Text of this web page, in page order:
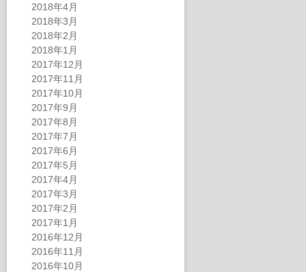
2018年4月
2018年3月
2018年2月
2018年1月
2017年12月
2017年11月
2017年10月
2017年9月
2017年8月
2017年7月
2017年6月
2017年5月
2017年4月
2017年3月
2017年2月
2017年1月
2016年12月
2016年11月
2016年10月